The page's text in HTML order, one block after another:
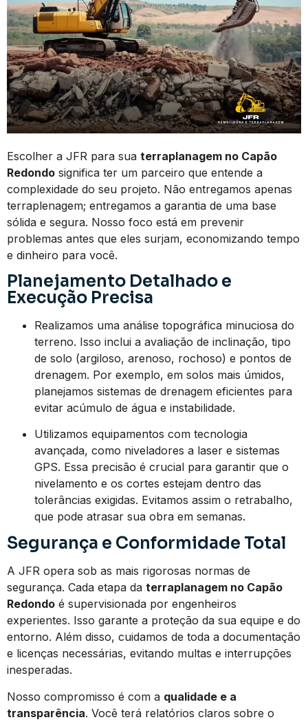
Escolher a JFR para sua terraplanagem no Capão
Redondo significa ter um parceiro que entende a
complexidade do seu projeto. Não entregamos apenas
terraplenagem; entregamos a garantia de uma base
sólida e segura. Nosso foco está em prevenir
problemas antes que eles surjam, economizando tempo
e dinheiro para você.
Planejamento Detalhado e
Execução Precisa
Realizamos uma análise topográfica minuciosa do
terreno. Isso inclui a avaliação de inclinação, tipo
de solo (argiloso, arenoso, rochoso) e pontos de
drenagem. Por exemplo, em solos mais úmidos,
planejamos sistemas de drenagem eficientes para
evitar acúmulo de água e instabilidade.
Utilizamos equipamentos com tecnologia
avançada, como niveladores a laser e sistemas
GPS. Essa precisão é crucial para garantir que o
nivelamento e os cortes estejam dentro das
tolerâncias exigidas. Evitamos assim o retrabalho,
que pode atrasar sua obra em semanas.
Segurança e Conformidade Total
A JFR opera sob as mais rigorosas normas de
segurança. Cada etapa da terraplanagem no Capão
Redondo é supervisionada por engenheiros
experientes. Isso garante a proteção da sua equipe e do
entorno. Além disso, cuidamos de toda a documentação
e licenças necessárias, evitando multas e interrupções
inesperadas.
Nosso compromisso é com a qualidade e a
transparência. Você terá relatórios claros sobre o